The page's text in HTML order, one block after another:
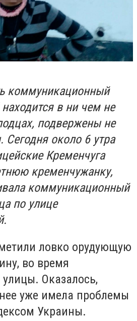
коммуникационный
в ни чем не
подвержены не
около 6 утра
Кременчуга
кременчужанку,
коммуникационный
по улице
ловко орудующую
во время
Оказалось,
уже имела проблемы
Украины.